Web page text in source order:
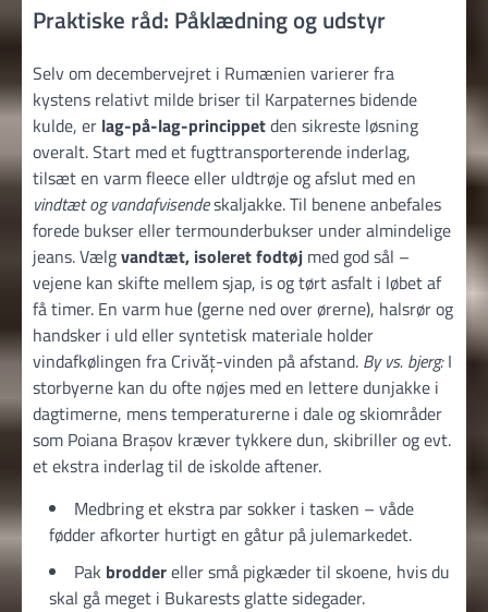
Praktiske råd: Påklædning og udstyr
Selv om decembervejret i Rumænien varierer fra
kystens relativt milde briser til Karpaternes bidende
kulde, er lag-på-lag-princippetden sikreste løsning
overalt. Start med et fugttransporterende inderlag,
tilsæt en varm fleece eller uldtrøje og afslut med en
vindtæt og vandafvisendeskaljakke. Til benene anbefales
forede bukser eller termounderbukser under almindelige
jeans. Vælgvandtæt, isoleret fodtøj med god sål –
vejene kan skifte mellem sjap, is og tørt asfalt i løbet af
få timer. En varm hue (gerne ned over ørerne), halsrør og
handsker i uld eller syntetisk materiale holder
vindafkølingen fra Crivăț-vinden på afstand. By vs. bjerg:I
storbyerne kan du ofte nøjes med en lettere dunjakke i
dagtimerne, mens temperaturerne i dale og skiområder
som Poiana Brașov kræver tykkere dun, skibriller og evt.
et ekstra inderlag til de iskolde aftener.
Medbring et ekstra par sokker i tasken – våde
fødder afkorter hurtigt en gåtur på julemarkedet.
Pak broddereller små pigkæder til skoene, hvis du
skal gå meget i Bukarests glatte sidegader.